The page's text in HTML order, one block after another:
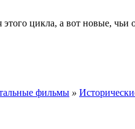
этого цикла, а вот новые,
фильмы »